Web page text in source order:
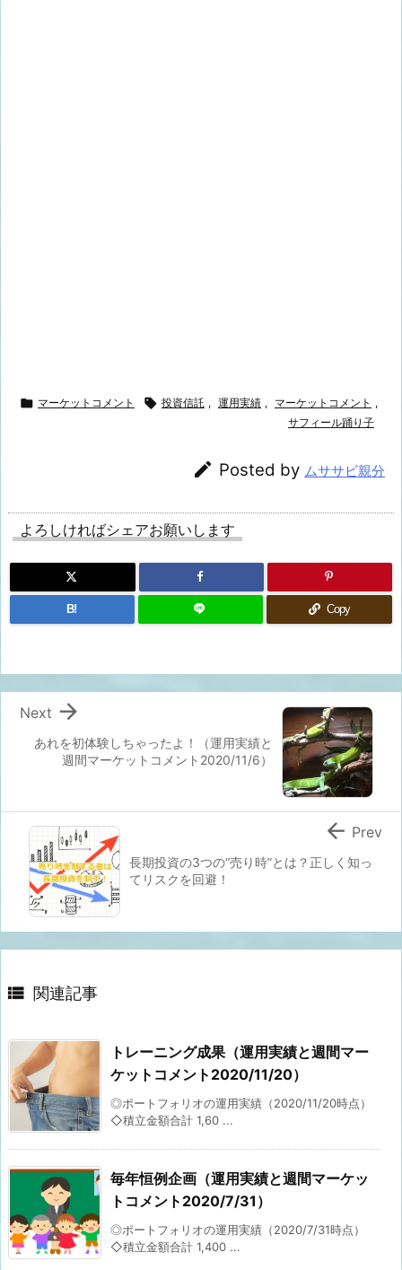
 マーケットコメント  投資信託 , 運用実績 , マーケットコメント ,
サフィール踊り子
 Posted by ムササビ親分
よろしければシェアお願いします
B! Copy
あれを初体験しちゃったよ！（運用実績と
週間マーケットコメント2020/11/6）

Next
長期投資の3つの“売り時”とは？正しく知っ
てリスクを回避！
 Prev
 関連記事
トレーニング成果（運用実績と週間マー
ケットコメント2020/11/20）
◎ポートフォリオの運用実績（2020/11/20時点）
◇積立金額合計 1,60 ...
毎年恒例企画（運用実績と週間マーケッ
トコメント2020/7/31）
◎ポートフォリオの運用実績（2020/7/31時点）
◇積立金額合計 1,400 ...